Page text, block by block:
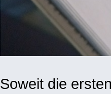
Soweit die